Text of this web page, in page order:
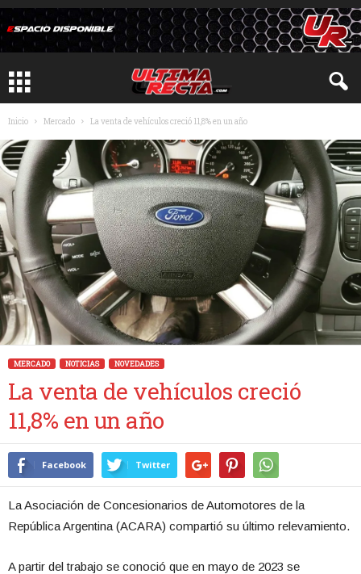
Inicio Mercado La venta de vehículos creció 11,8% en un año
MERCADO NOTICIAS NOVEDADES
La venta de vehículos creció
11,8% en un año
Facebook Twitter
La Asociación de Concesionarios de Automotores de la
República Argentina (ACARA) compartió su último relevamiento.
A partir del trabajo se conoció que en mayo de 2023 se